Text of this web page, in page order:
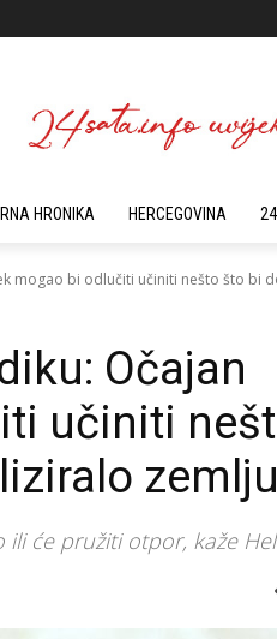
HRONIKA HERCEGOVINA
mogao bi odlučiti učiniti nešto što bi
Očajan
učiniti
zemlju
će pružiti otpor, kaže